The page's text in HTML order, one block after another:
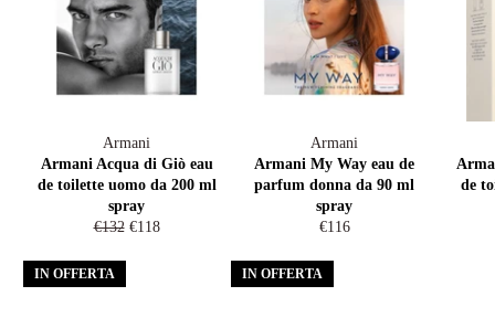
Armani
Armani Acqua di Giò eau
de toilette uomo da 200 ml
spray
Prezzo
listino
€132 Prezzo
€118
Armani
Armani My Way eau de
parfum donna da 90 ml
spray
Prezzo
listino
€116
de
IN OFFERTA IN OFFERTA